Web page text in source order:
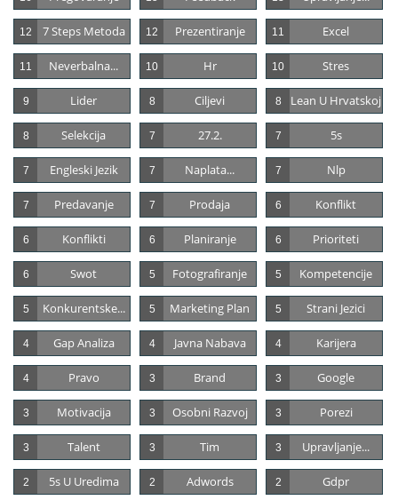
7 Steps Metoda
12 Prezentiranje
12 Excel
11
Neverbalna...
11 Hr
10 Stres
10
Lider
9 Ciljevi
8 Lean U Hrvatskoj
8
Selekcija
8 27.2.
7 5s
7
Engleski Jezik
7 Naplata...
7 Nlp
7
Predavanje
7 Prodaja
7 Konflikt
6
Konflikti
6 Planiranje
6 Prioriteti
6
Swot
6 Fotografiranje
5 Kompetencije
5
Konkurentske...
5 Marketing Plan
5 Strani Jezici
5
Gap Analiza
4 Javna Nabava
4 Karijera
4
Pravo
4 Brand
3 Google
3
Motivacija
3 Osobni Razvoj
3 Porezi
3
Talent
3 Tim
3 Upravljanje...
3
5s U Uredima
2 Adwords
2 Gdpr
2